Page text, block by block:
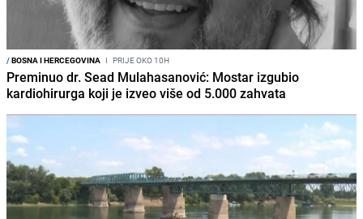
/BOSNA I HERCEGOVINA I PRIJE OKO 10H
Preminuo dr. Sead Mulahasanović: Mostar izgubio
kardiohirurga koji je izveo više od 5.000 zahvata